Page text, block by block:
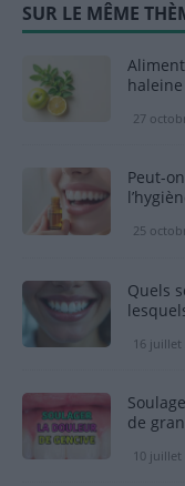
SUR LE MÊME
27
Peut-
25
Quels
16 juillet
de
10 juillet